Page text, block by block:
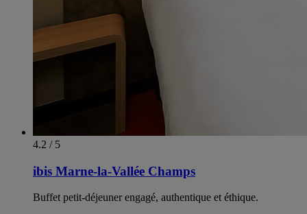
4.2 / 5
ibis Marne-la-Vallée Champs
Buffet petit-déjeuner engagé, authentique et éthique.